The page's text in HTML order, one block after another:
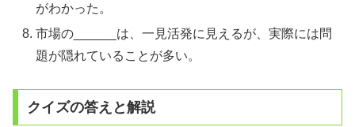
がわかった。
市場の______は、一見活発に見えるが、実際には問
題が隠れていることが多い。
クイズの答えと解説